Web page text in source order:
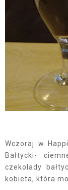
Wczoraj w
Bałtycki-
czekolady
kobieta, która